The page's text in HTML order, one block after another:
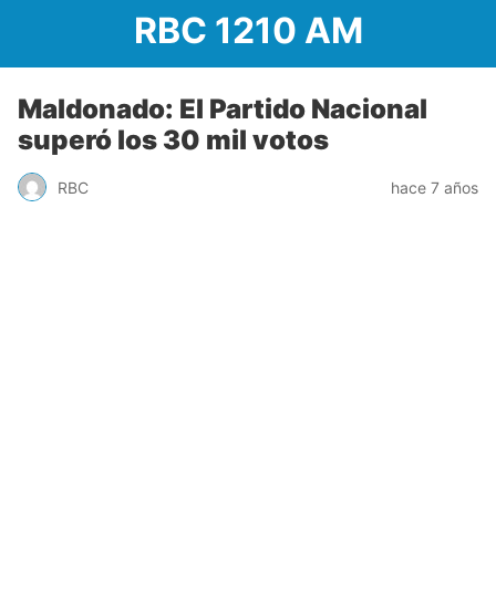
RBC 1210 AM
Maldonado: El Partido Nacional
superó los 30 mil votos
RBC hace 7 años